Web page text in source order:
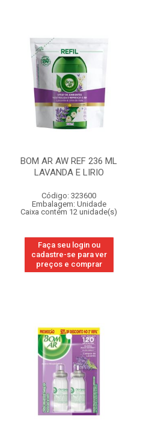
BOM AR AW REF 236 ML
LAVANDA E LIRIO
Código: 323600
Embalagem: Unidade
Caixa contém 12 unidade(s)
Faça seu login ou
cadastre-se para ver
preços e comprar